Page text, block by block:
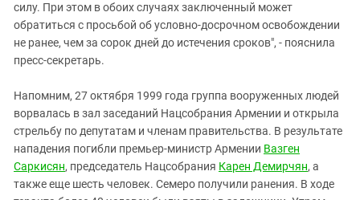
силу. При этом в обоих случаях заключенный может
обратиться с просьбой об условно-досрочном освобождении
не ранее, чем за сорок дней до истечения сроков", - пояснила
пресс-секретарь.
Напомним, 27 октября 1999 года группа вооруженных людей
ворвалась в зал заседаний Нацсобрания Армении и открыла
стрельбу по депутатам и членам правительства. В результате
нападения погибли премьер-министр Армении Вазген
Саркисян, председатель Нацсобрания Карен Демирчян, а
также еще шесть человек. Семеро получили ранения. В ходе